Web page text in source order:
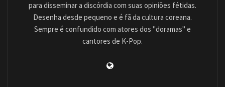
para disseminar a discórdia com suas opiniões fétidas.
Desenha desde pequeno e é fã da cultura coreana.
Sempre é confundido com atores dos "doramas" e
cantores de K-Pop.